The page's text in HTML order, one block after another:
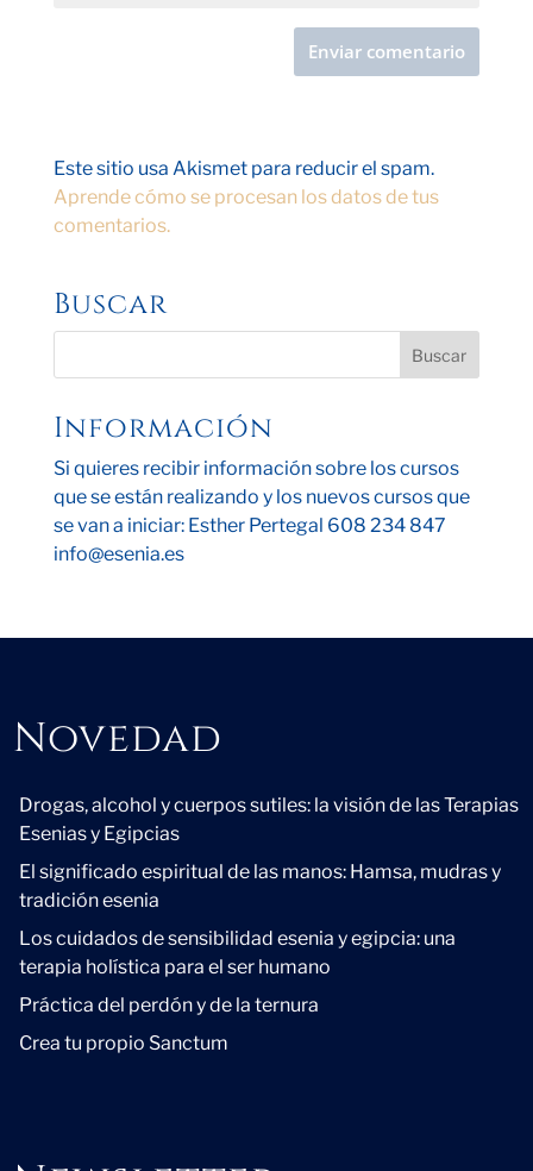
Este sitio usa Akismet para reducir el spam.
Aprende cómo se procesan los datos de tus
comentarios.
Buscar
Información
Si quieres recibir información sobre los cursos
que se están realizando y los nuevos cursos que
se van a iniciar: Esther Pertegal 608 234 847
info@esenia.es
Novedad
Drogas, alcohol y cuerpos sutiles: la visión de las Terapias
Esenias y Egipcias
El significado espiritual de las manos: Hamsa, mudras y
tradición esenia
Los cuidados de sensibilidad esenia y egipcia: una
terapia holística para el ser humano
Práctica del perdón y de la ternura
Crea tu propio Sanctum